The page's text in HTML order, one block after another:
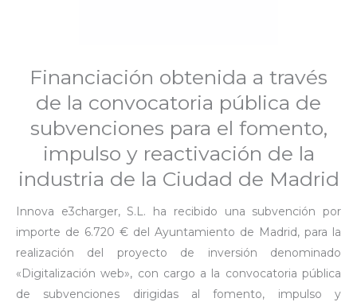
Financiación obtenida a través
de la convocatoria pública de
subvenciones para el fomento,
impulso y reactivación de la
industria de la Ciudad de Madrid
Innova e3charger, S.L. ha recibido una subvención por
importe de 6.720 € del Ayuntamiento de Madrid, para la
realización del proyecto de inversión denominado
«Digitalización web», con cargo a la convocatoria pública
de subvenciones dirigidas al fomento, impulso y